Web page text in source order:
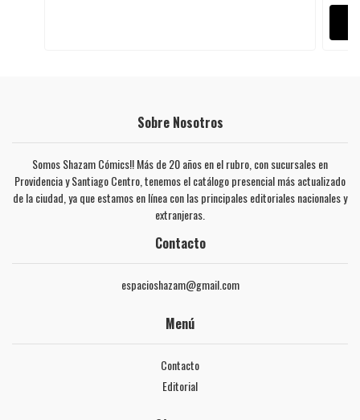
Sobre Nosotros
Somos Shazam Cómics!! Más de 20 años en el rubro, con sucursales en
Providencia y Santiago Centro, tenemos el catálogo presencial más actualizado
de la ciudad, ya que estamos en línea con las principales editoriales nacionales y
extranjeras.
Contacto
espacioshazam@gmail.com
Menú
Contacto
Editorial